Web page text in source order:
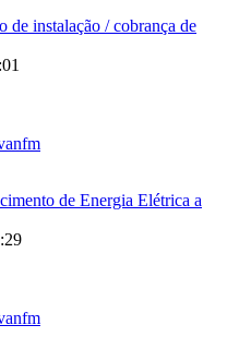
de instalação / cobrança de
de Energia Elétrica a